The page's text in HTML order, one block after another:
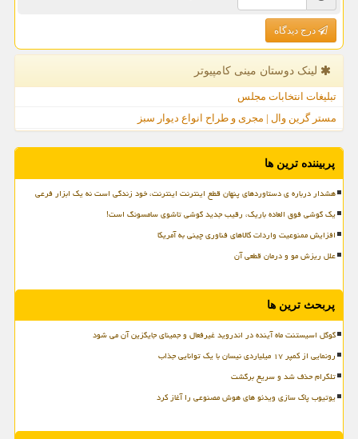
درج دیدگاه
لینک دوستان مینی كامپیوتر
تبلیغات انتخابات مجلس
مستر گرین وال | مجری و طراح انواع دیوار سبز
پربیننده ترین ها
هشدار درباره ی دستاوردهای پنهان قطع اینترنت اینترنت، خود زندگی است نه یک ابزار فرعی
یک گوشی فوق العاده باریک، رقیب جدید گوشی تاشوی سامسونگ است!
افزایش ممنوعیت واردات کالاهای فناوری چینی به آمریکا
علل ریزش مو و درمان قطعی آن
پربحث ترین ها
گوگل اسیستنت ماه آینده در اندروید غیرفعال و جمینای جایگزین آن می شود
رونمایی از کمپر ۱۷ میلیاردی نیسان با یک توانایی جذاب
تلگرام حذف شد و سریع برگشت
یوتیوب پاک سازی ویدئو های هوش مصنوعی را آغاز کرد